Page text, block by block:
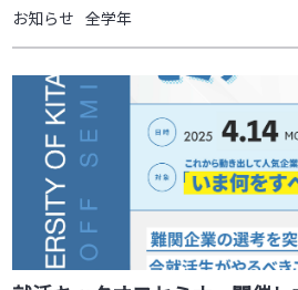
お知らせ 全学年